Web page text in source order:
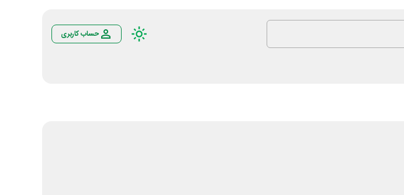
حساب کاربری